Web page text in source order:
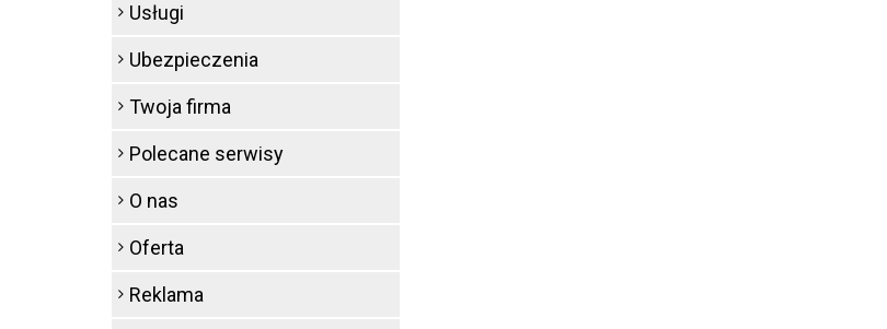
Usługi
Ubezpieczenia
Twoja firma
Polecane serwisy
O nas
Oferta
Reklama